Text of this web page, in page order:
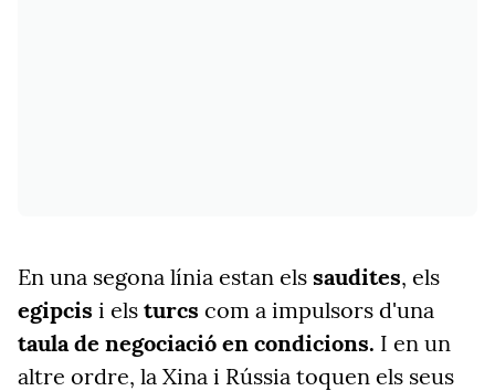
En una segona línia estan els saudites, els
egipcis i els turcs com a impulsors d'una
taula de negociació en condicions. I en un
altre ordre, la Xina i Rússia toquen els seus